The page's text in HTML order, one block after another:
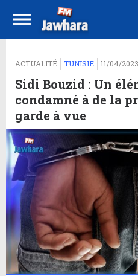
ACTUALITÉ TUNISIE 11/04/
Sidi Bouzid : Un
condamné à de la
garde à vue